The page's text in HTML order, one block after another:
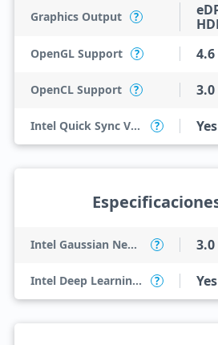
Graphics Output ?
OpenGL Support ? 4.6
OpenCL Support ? 3.0
Intel Quick Sync Video ? Yes
Intel Gaussian Neural Accelerator ? 3.0
Intel Deep Learning Boost (Intel DL Boost) en la CPU ? Yes